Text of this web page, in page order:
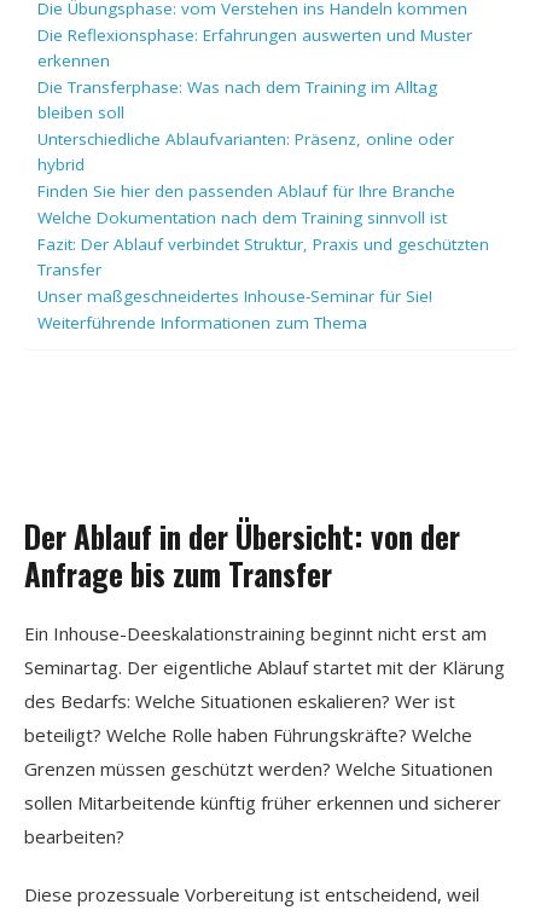
Die Übungsphase: vom Verstehen ins Handeln kommen
Die Reflexionsphase: Erfahrungen auswerten und Muster
erkennen
Die Transferphase: Was nach dem Training im Alltag
bleiben soll
Unterschiedliche Ablaufvarianten: Präsenz, online oder
hybrid
Finden Sie hier den passenden Ablauf für Ihre Branche
Welche Dokumentation nach dem Training sinnvoll ist
Fazit: Der Ablauf verbindet Struktur, Praxis und geschützten
Transfer
Unser maßgeschneidertes Inhouse-Seminar für Sie!
Weiterführende Informationen zum Thema
Der Ablauf in der Übersicht: von der
Anfrage bis zum Transfer
Ein Inhouse-Deeskalationstraining beginnt nicht erst am
Seminartag. Der eigentliche Ablauf startet mit der Klärung
des Bedarfs: Welche Situationen eskalieren? Wer ist
beteiligt? Welche Rolle haben Führungskräfte? Welche
Grenzen müssen geschützt werden? Welche Situationen
sollen Mitarbeitende künftig früher erkennen und sicherer
bearbeiten?
Diese prozessuale Vorbereitung ist entscheidend, weil